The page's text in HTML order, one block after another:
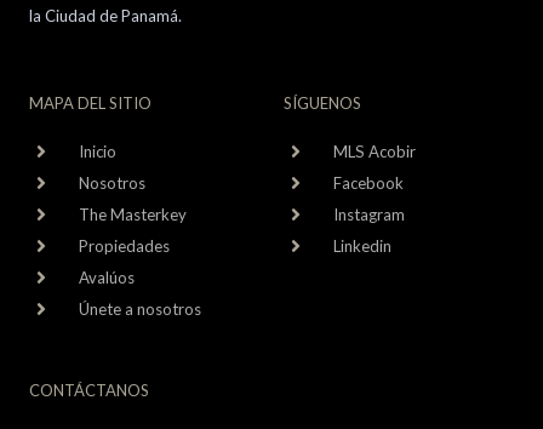
la Ciudad de Panamá.
MAPA DEL SITIO
Inicio
Nosotros
The Masterkey
Propiedades
Avalúos
Únete a nosotros
SÍGUENOS
MLS Acobir
Facebook
Instagram
Linkedin
CONTÁCTANOS